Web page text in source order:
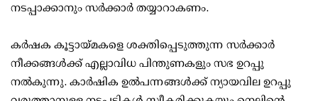
നടപ്പാക്കാനും സര്‍ക്കാര്‍ തയ്യാറാകണം.
കര്‍ഷക കൂട്ടായ്മകളെ ശക്തിപ്പെടുത്തുന്ന സര്‍ക്കാര്‍
നീക്കങ്ങള്‍ക്ക് എല്ലാവിധ പിന്തുണകളും സഭ ഉറപ്പു
നല്‍കുന്നു. കാര്‍ഷിക ഉല്‍പന്നങ്ങള്‍ക്ക് ന്യായവില ഉറപ്പു